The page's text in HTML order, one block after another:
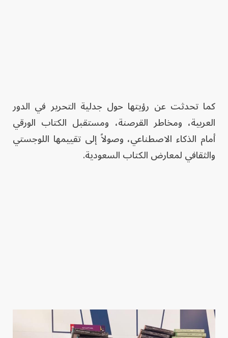
كما تحدثت عن رؤيتها حول جدلية التحرير في الدور
العربية، ومخاطر القرصنة، ومستقبل الكتاب الورقي
أمام الذكاء الاصطناعي، وصولاً إلى تقييمها اللوجستي
والثقافي لمعارض الكتاب السعودية.